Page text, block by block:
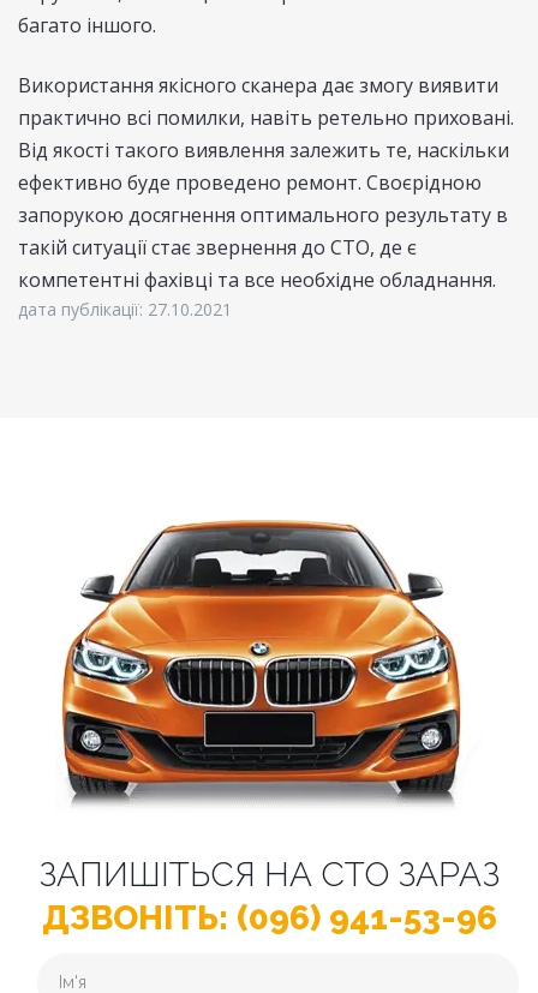
багато іншого.
Використання якісного сканера дає змогу виявити
практично всі помилки, навіть ретельно приховані.
Від якості такого виявлення залежить те, наскільки
ефективно буде проведено ремонт. Своєрідною
запорукою досягнення оптимального результату в
такій ситуації стає звернення до СТО, де є
компетентні фахівці та все необхідне обладнання.
дата публікації: 27.10.2021
ЗАПИШІТЬСЯ НА СТО ЗАРАЗ
ДЗВОНІТЬ: (096) 941-53-96